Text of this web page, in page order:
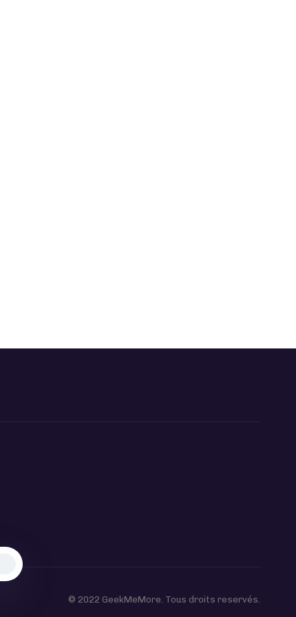
© 2022 GeekMeMore. Tous droits reservés.